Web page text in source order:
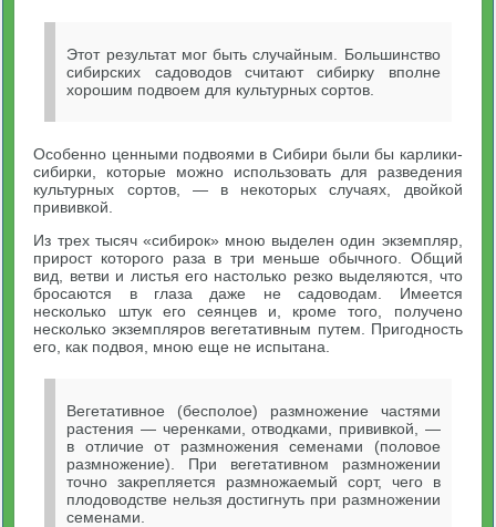
Этот результат мог быть случайным. Большинство
сибирских садоводов считают сибирку вполне
хорошим подвоем для культурных сортов.
Особенно ценными подвоями в Сибири были бы карлики-
сибирки, которые можно использовать для разведения
культурных сортов, — в некоторых случаях, двойкой
прививкой.
Из трех тысяч «сибирок» мною выделен один экземпляр,
прирост которого раза в три меньше обычного. Общий
вид, ветви и листья его настолько резко выделяются, что
бросаются в глаза даже не садоводам. Имеется
несколько штук его сеянцев и, кроме того, получено
несколько экземпляров вегетативным путем. Пригодность
его, как подвоя, мною еще не испытана.
Вегетативное (бесполое) размножение частями
растения — черенками, отводками, прививкой, —
в отличие от размножения семенами (половое
размножение). При вегетативном размножении
точно закрепляется размножаемый сорт, чего в
плодоводстве нельзя достигнуть при размножении
семенами.